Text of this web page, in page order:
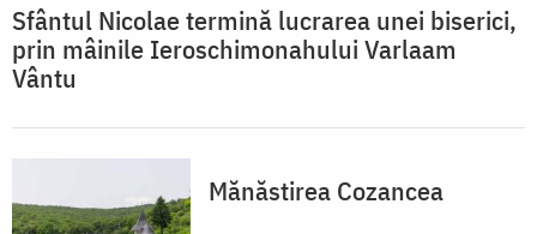
Sfântul Nicolae termină lucrarea unei biserici,
prin mâinile Ieroschimonahului Varlaam
Vântu
Mănăstirea Cozancea